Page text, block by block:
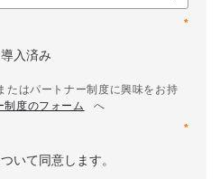
*
導入済み
はパートナー制度に興味をお持
制度のフォーム
へ
*
いて同意します。